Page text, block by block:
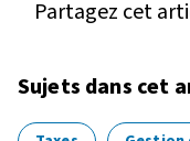
Partagez cet
Sujets dans cet